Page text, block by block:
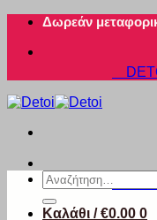
Μετάβαση
περιεχόμενο
Δωρεάν
Καλάθι /€0.00 0
Αναζήτηση
για: